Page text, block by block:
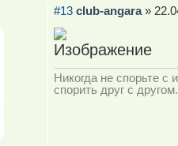
#13 club-angara»
Никогда не спорьте с
спорить друг с другом.